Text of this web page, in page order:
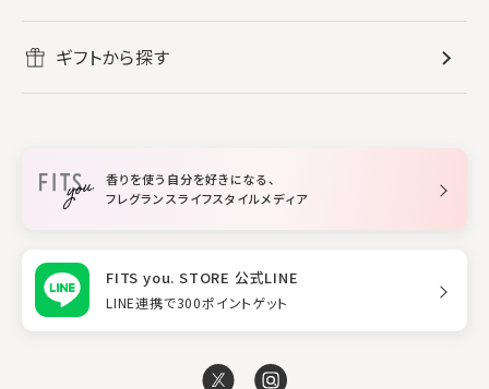
メンズ香水
ボディミスト・スプレー
ボディ・ハンドクリーム
入浴剤
すべてのホームフレグランス
ルームフレグランス
スタイリング
リフレッシュしたい
ギフトから探す
香りを使う自分を好きになる、
フレグランスライフスタイルメディア
FITS you. STORE 公式LINE
LINE連携で300ポイントゲット